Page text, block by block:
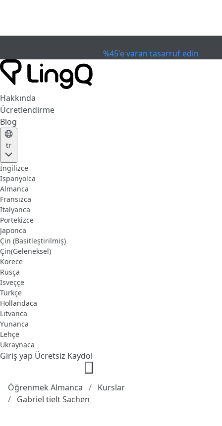
%45'e varan tasarruf edin
Hakkında
Ücretlendirme
Blog
tr
İngilizce
İspanyolca
Almanca
Fransızca
İtalyanca
Portekizce
Japonca
Çin (Basitleştirilmiş)
Çin(Geleneksel)
Korece
Rusça
İsveççe
Türkçe
Hollandaca
Litvanca
Yunanca
Lehçe
Ukraynaca
Giriş yap Ücretsiz Kaydol
Öğrenmek Almanca
Kurslar
Gabriel tielt Sachen